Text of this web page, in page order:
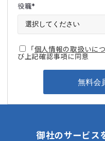
役職*
「個人情報の取扱いに
び上記確認事項に同意
御社のサービス